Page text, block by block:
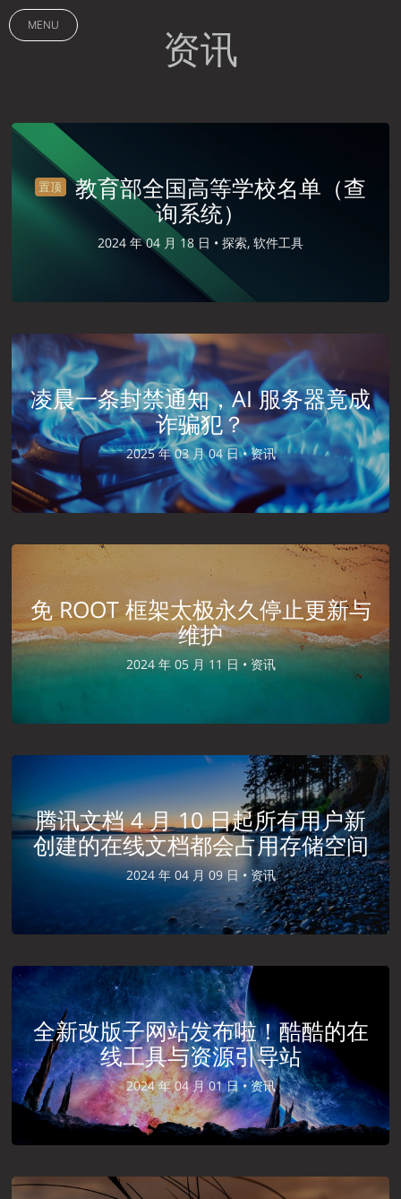
MENU 资讯
置顶
教育部全国高等学校名单（查
询系统）
2024 年 04 月 18 日 • 探索, 软件工具
凌晨一条封禁通知，AI 服务器竟成
诈骗犯？
2025 年 03 月 04 日 •资讯
免 ROOT 框架太极永久停止更新与
维护
2024 年 05 月 11 日 •资讯
腾讯文档 4 月 10 日起所有用户新
创建的在线文档都会占用存储空间
2024 年 04 月 09 日 • 资讯
全新改版子网站发布啦！酷酷的在
线工具与资源引导站
2024 年 04 月 01 日 •资讯